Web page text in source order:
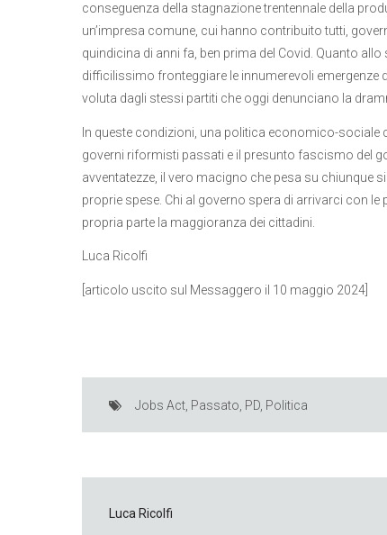
conseguenza della stagnazione trentennale della
un’impresa comune, cui hanno contribuito tutti,
quindicina di anni fa, ben prima del Covid. Quanto
difficilissimo fronteggiare le innumerevoli emergenze
voluta dagli stessi partiti che oggi denunciano la
In queste condizioni, una politica economico-sociale
governi riformisti passati e il presunto fascismo del
avventatezze, il vero macigno che pesa su chiunque
proprie spese. Chi al governo spera di arrivarci con
propria parte la maggioranza dei cittadini.
Luca Ricolfi
[articolo uscito sul Messaggero il 10 maggio 2024]
Jobs Act, Passato PD, Politica
Luca Ricolfi